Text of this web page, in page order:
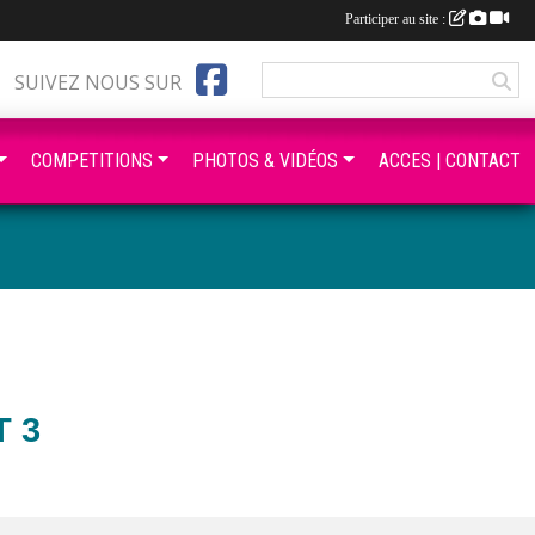
3
SUIVEZ NOUS SUR
COMPETITIONS PHOTOS & VIDÉOS ACCES | CONTACT
Participer au site :